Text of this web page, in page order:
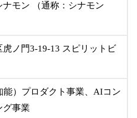
ナモン （通称：シナモン
虎ノ門3-19-13 スピリットビ
能）プロダクト事業、AIコン
グ事業